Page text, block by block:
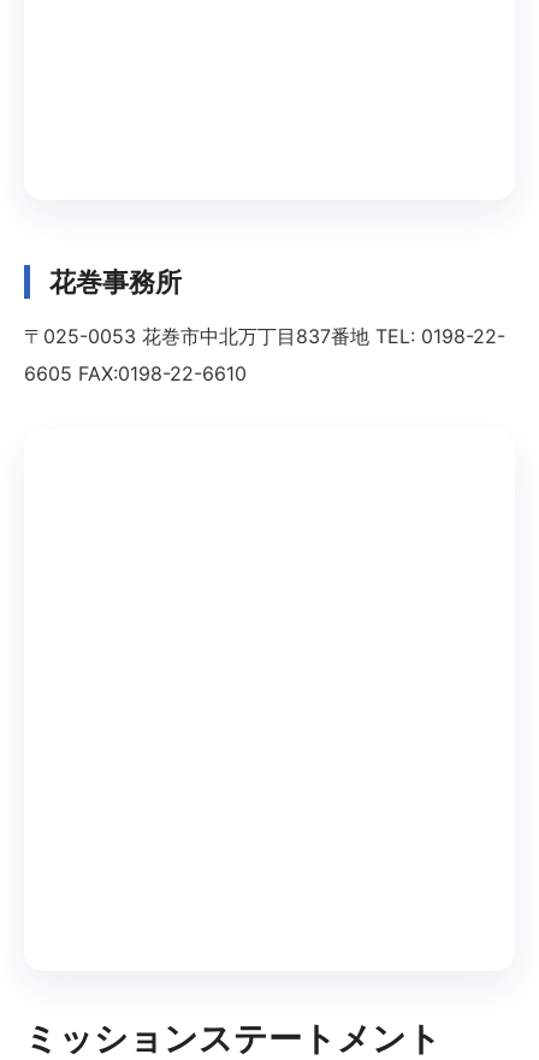
花巻事務所
〒025-0053 花巻市中北万丁目837番地 TEL: 0198-22-
6605 FAX:0198-22-6610
ミッションステートメント